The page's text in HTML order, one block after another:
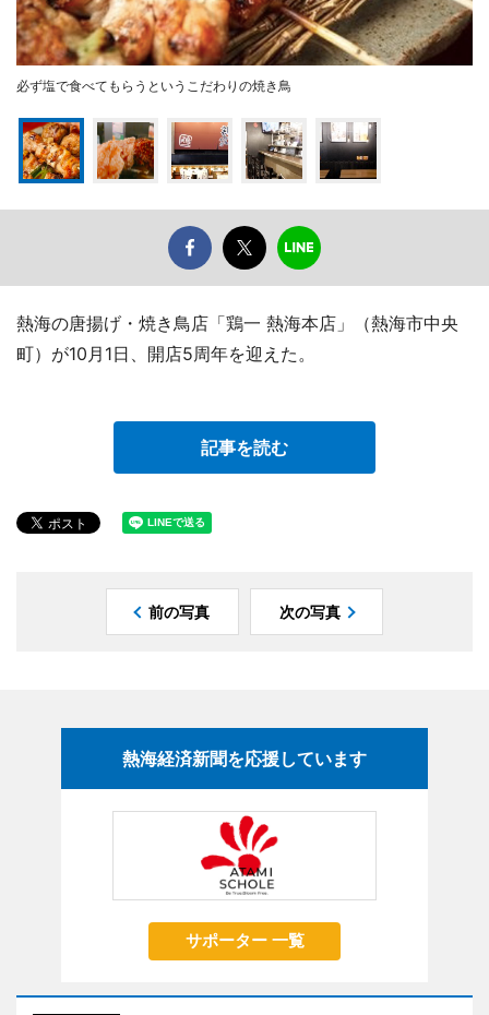
必ず塩で食べてもらうというこだわりの焼き鳥
熱海の唐揚げ・焼き鳥店「鶏一 熱海本店」（熱海市中央
町）が10月1日、開店5周年を迎えた。
記事を読む
前の写真 次の写真
熱海経済新聞を応援しています
サポーター 一覧